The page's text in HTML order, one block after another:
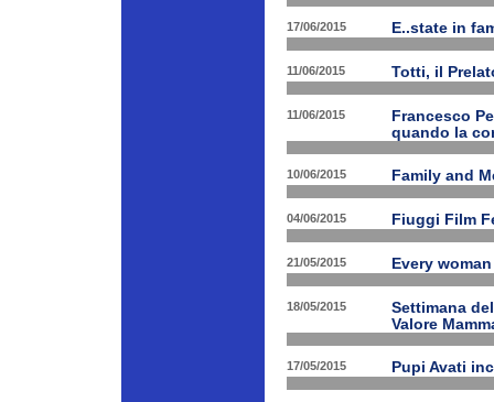
17/06/2015 E..state in
11/06/2015 Totti, il
11/06/2015
Francesco
quando la
10/06/2015 Family and
04/06/2015 Fiuggi Film
21/05/2015 Every
18/05/2015
Settimana
Valore
17/05/2015 Pupi Avati